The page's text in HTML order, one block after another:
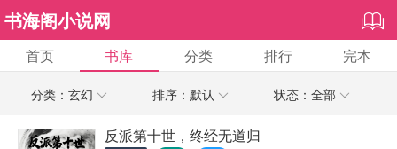
书海阁小说网
首页 书库 分类 排行 完本
分类：玄幻 排序：默认 状态：全部
反派第十世，终经无道归